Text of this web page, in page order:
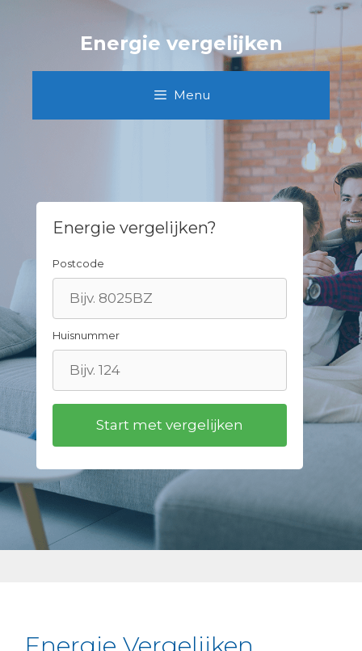
Energie vergelijken
Menu
Energie vergelijken?
Postcode
Huisnummer